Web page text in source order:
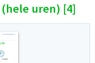
uren) [4]